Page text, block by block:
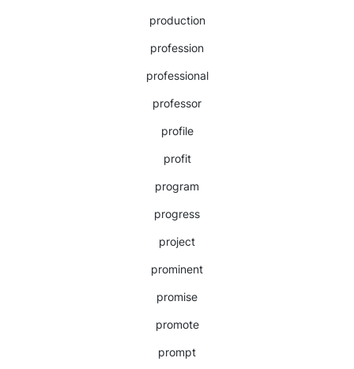
production
profession
professional
professor
profile
profit
program
progress
project
prominent
promise
promote
prompt